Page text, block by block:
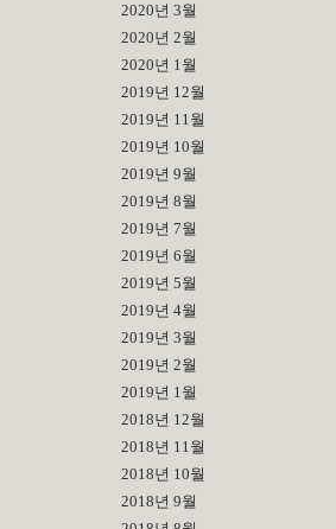
2020년 3월
2020년 2월
2020년 1월
2019년 12월
2019년 11월
2019년 10월
2019년 9월
2019년 8월
2019년 7월
2019년 6월
2019년 5월
2019년 4월
2019년 3월
2019년 2월
2019년 1월
2018년 12월
2018년 11월
2018년 10월
2018년 9월